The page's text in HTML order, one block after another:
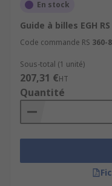
En stock
Guide à billes EGH
Code commande RS 360-
Sous-total (1 unité)
207,31 €HT
Quantité